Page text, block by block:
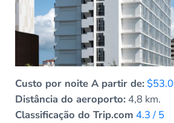
Custo por noite A partir de:
Distância do aeroporto:4,8 km.
Classificação do Trip.com 4.3 / 5